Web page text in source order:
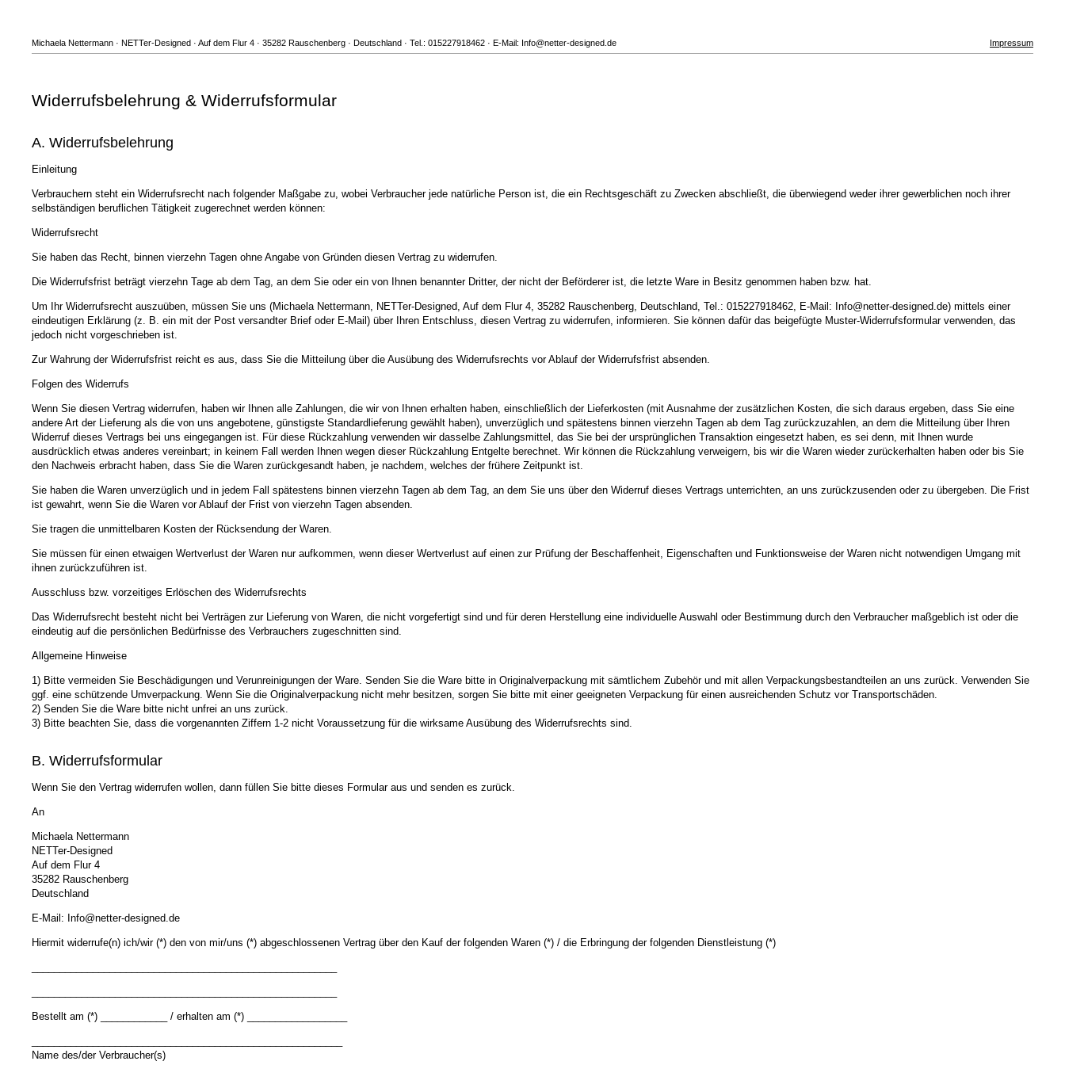
Michaela Nettermann · NETTer-Designed · Auf dem Flur 4 · 35282 Rauschenberg · Deutschland · Tel.: 015227918462 · E-Mail: Info@netter-designed.de Impressum
Widerrufsbelehrung & Widerrufsformular
A. Widerrufsbelehrung
Einleitung
Verbrauchern steht ein Widerrufsrecht nach folgender Maßgabe zu, wobei Verbraucher jede natürliche Person ist, die ein Rechtsgeschäft zu Zwecken abschließt, die überwiegend weder ihrer gewerblichen noch ihrer
selbständigen beruflichen Tätigkeit zugerechnet werden können:
Widerrufsrecht
Sie haben das Recht, binnen vierzehn Tagen ohne Angabe von Gründen diesen Vertrag zu widerrufen.
Die Widerrufsfrist beträgt vierzehn Tage ab dem Tag, an dem Sie oder ein von Ihnen benannter Dritter, der nicht der Beförderer ist, die letzte Ware in Besitz genommen haben bzw. hat.
Um Ihr Widerrufsrecht auszuüben, müssen Sie uns (Michaela Nettermann, NETTer-Designed, Auf dem Flur 4, 35282 Rauschenberg, Deutschland, Tel.: 015227918462, E-Mail: Info@netter-designed.de) mittels einer
eindeutigen Erklärung (z. B. ein mit der Post versandter Brief oder E-Mail) über Ihren Entschluss, diesen Vertrag zu widerrufen, informieren. Sie können dafür das beigefügte Muster-Widerrufsformular verwenden, das
jedoch nicht vorgeschrieben ist.
Zur Wahrung der Widerrufsfrist reicht es aus, dass Sie die Mitteilung über die Ausübung des Widerrufsrechts vor Ablauf der Widerrufsfrist absenden.
Folgen des Widerrufs
Wenn Sie diesen Vertrag widerrufen, haben wir Ihnen alle Zahlungen, die wir von Ihnen erhalten haben, einschließlich der Lieferkosten (mit Ausnahme der zusätzlichen Kosten, die sich daraus ergeben, dass Sie eine
andere Art der Lieferung als die von uns angebotene, günstigste Standardlieferung gewählt haben), unverzüglich und spätestens binnen vierzehn Tagen ab dem Tag zurückzuzahlen, an dem die Mitteilung über Ihren
Widerruf dieses Vertrags bei uns eingegangen ist. Für diese Rückzahlung verwenden wir dasselbe Zahlungsmittel, das Sie bei der ursprünglichen Transaktion eingesetzt haben, es sei denn, mit Ihnen wurde
ausdrücklich etwas anderes vereinbart; in keinem Fall werden Ihnen wegen dieser Rückzahlung Entgelte berechnet. Wir können die Rückzahlung verweigern, bis wir die Waren wieder zurückerhalten haben oder bis Sie
den Nachweis erbracht haben, dass Sie die Waren zurückgesandt haben, je nachdem, welches der frühere Zeitpunkt ist.
Sie haben die Waren unverzüglich und in jedem Fall spätestens binnen vierzehn Tagen ab dem Tag, an dem Sie uns über den Widerruf dieses Vertrags unterrichten, an uns zurückzusenden oder zu übergeben. Die Frist
ist gewahrt, wenn Sie die Waren vor Ablauf der Frist von vierzehn Tagen absenden.
Sie tragen die unmittelbaren Kosten der Rücksendung der Waren.
Sie müssen für einen etwaigen Wertverlust der Waren nur aufkommen, wenn dieser Wertverlust auf einen zur Prüfung der Beschaffenheit, Eigenschaften und Funktionsweise der Waren nicht notwendigen Umgang mit
ihnen zurückzuführen ist.
Ausschluss bzw. vorzeitiges Erlöschen des Widerrufsrechts
Das Widerrufsrecht besteht nicht bei Verträgen zur Lieferung von Waren, die nicht vorgefertigt sind und für deren Herstellung eine individuelle Auswahl oder Bestimmung durch den Verbraucher maßgeblich ist oder die
eindeutig auf die persönlichen Bedürfnisse des Verbrauchers zugeschnitten sind.
Allgemeine Hinweise
1) Bitte vermeiden Sie Beschädigungen und Verunreinigungen der Ware. Senden Sie die Ware bitte in Originalverpackung mit sämtlichem Zubehör und mit allen Verpackungsbestandteilen an uns zurück. Verwenden Sie
ggf. eine schützende Umverpackung. Wenn Sie die Originalverpackung nicht mehr besitzen, sorgen Sie bitte mit einer geeigneten Verpackung für einen ausreichenden Schutz vor Transportschäden.
2) Senden Sie die Ware bitte nicht unfrei an uns zurück.
3) Bitte beachten Sie, dass die vorgenannten Ziffern 1-2 nicht Voraussetzung für die wirksame Ausübung des Widerrufsrechts sind.
B. Widerrufsformular
Wenn Sie den Vertrag widerrufen wollen, dann füllen Sie bitte dieses Formular aus und senden es zurück.
An
Michaela Nettermann
NETTer-Designed
Auf dem Flur 4
35282 Rauschenberg
Deutschland
E-Mail: Info@netter-designed.de
Hiermit widerrufe(n) ich/wir (*) den von mir/uns (*) abgeschlossenen Vertrag über den Kauf der folgenden Waren (*) / die Erbringung der folgenden Dienstleistung (*)
Bestellt am (*) ____________ / erhalten am (*) __________________
Name des/der Verbraucher(s)